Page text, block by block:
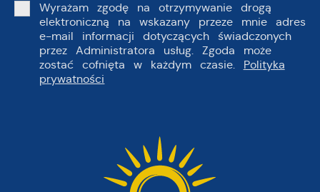
Wyrażam zgodę na otrzymywanie drogą
elektroniczną na wskazany przeze mnie adres
e-mail informacji dotyczących świadczonych
przez Administratora usług. Zgoda może
zostać cofnięta w każdym czasie. Polityka
prywatności